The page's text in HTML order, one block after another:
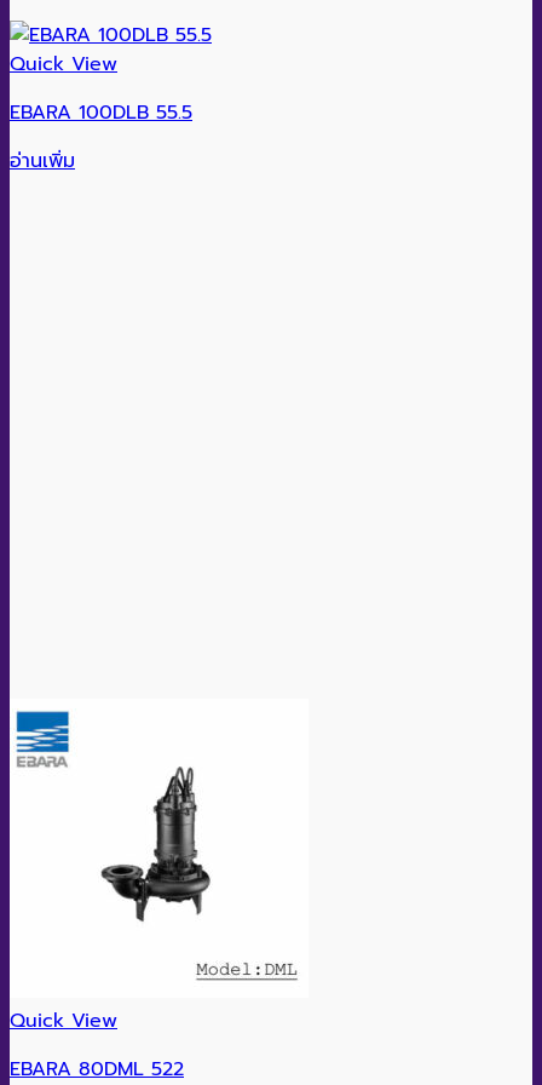
Quick View
EBARA 100DLB 55.5
อ่านเพิ่ม
Quick View
EBARA 80DML 522